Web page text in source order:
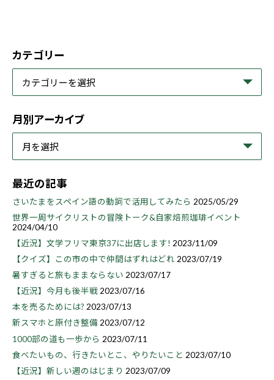
カテゴリー
月別アーカイブ
最近の記事
さいたまをスペイン語の動詞で活用してみたら 2025/05/29
世界一周サイクリストの冒険トーク&自家焙煎珈琲イベント
2024/04/10
【近況】文学フリマ東京37に出店します! 2023/11/09
【クイズ】この市の中で仲間はずれはどれ 2023/07/19
暑すぎると旅もままならない 2023/07/17
【近況】今月も後半戦 2023/07/16
本を売るためには? 2023/07/13
新スマホと原付き整備2023/07/12
1000部の道も一歩から 2023/07/11
食べたいもの、行きたいとこ、やりたいこと 2023/07/10
【近況】新しい週のはじまり 2023/07/09